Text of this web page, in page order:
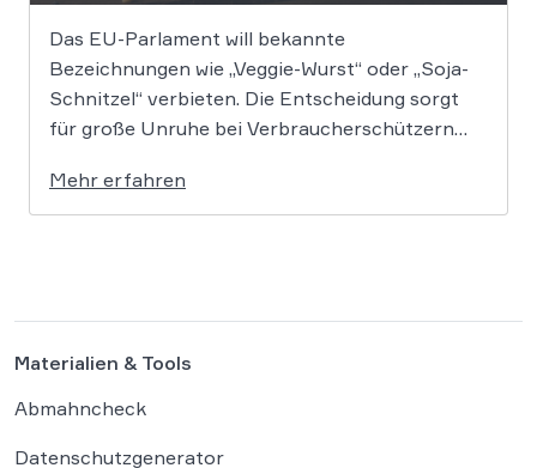
Das EU-Parlament will bekannte
Bezeichnungen wie „Veggie-Wurst“ oder „Soja-
Schnitzel“ verbieten. Die Entscheidung sorgt
für große Unruhe bei Verbraucherschützern
der seit Jahren vegane
Lebensmittelproduzenten vertritt, hält das
Mehr erfahren
Materialien & Tools
Abmahncheck
Datenschutzgenerator